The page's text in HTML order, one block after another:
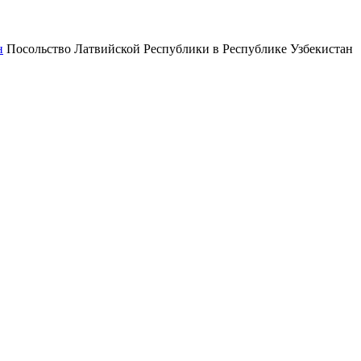
Посольство Латвийской Республики в Республике Узбекистан